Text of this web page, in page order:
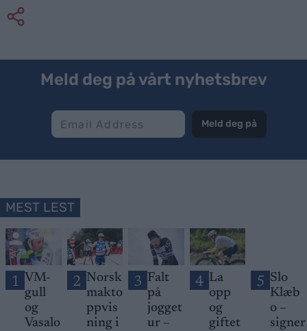
Meld deg på vårt nyhetsbrev
Meld deg på
MEST LEST
1 VM-
gull
og
Vasalo
2 Norsk
makto
ppvis
ning i
3 Falt
på
jogget
ur –
4 La
opp
og
giftet
5 Slo
Klæb
o –
signer